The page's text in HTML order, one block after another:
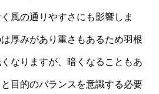
風の通りやすさにも影響しま
厚みがあり重さもあるため羽根
なりますが、暗くなることもあ
目的のバランスを意識する必要